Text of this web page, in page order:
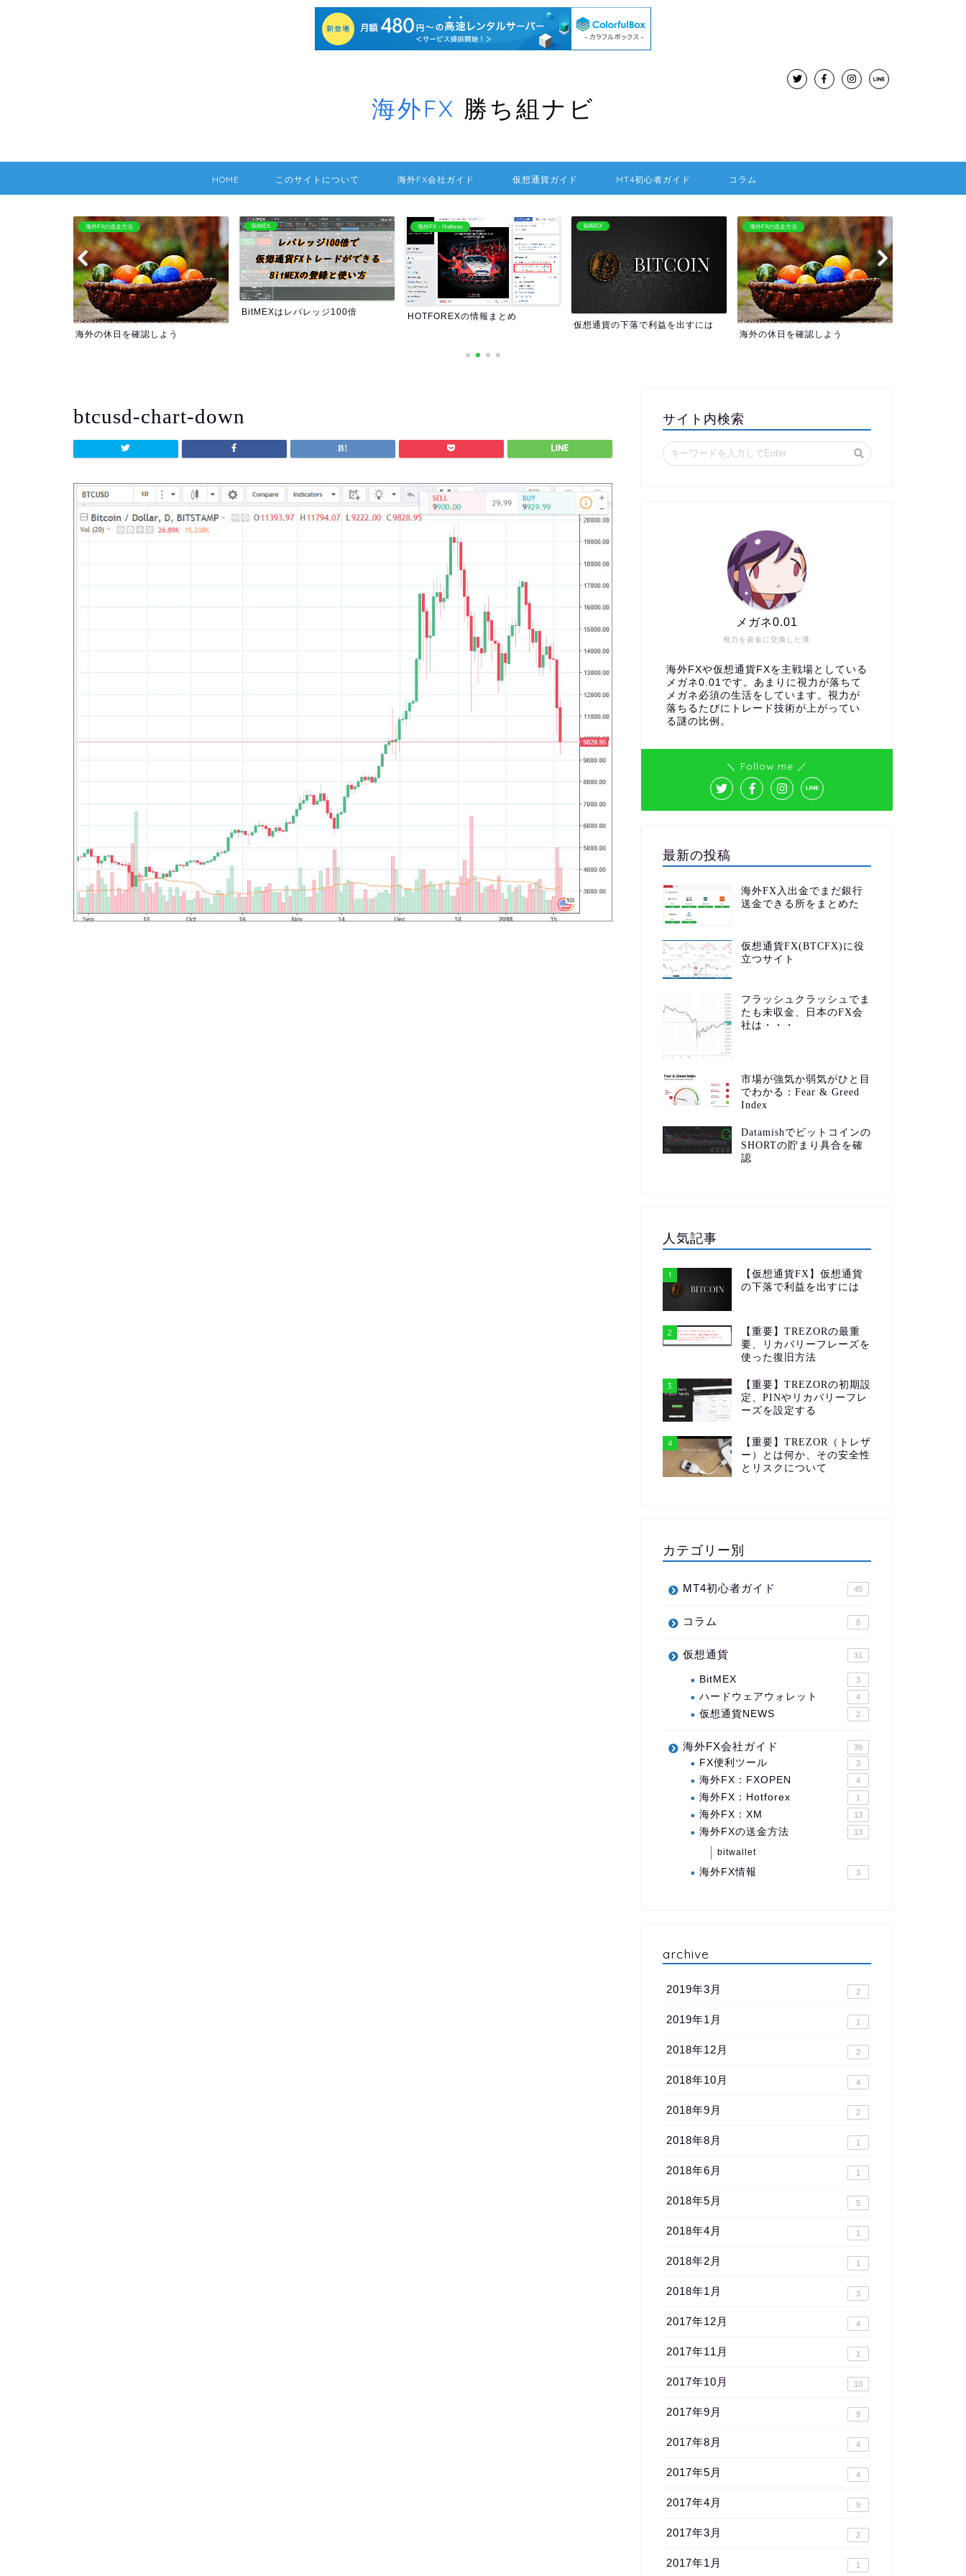
海外FX 勝ち組ナビ
HOME このサイトについて 海外FX会社ガイド 仮想通貨ガイド MT4初心者ガイド コラム
BitMEX
BitMEXはレバレッジ100倍
海外FX：Hotforex
HOTFOREXの情報まとめ
BitMEX 海外FXの送金方法 BitMEX
BitMEXはレバレッジ100倍
btcusd-chart-down サイト内検索
視力を資金に交換した漢
メガネ0.01
海外FXや仮想通貨FXを主戦場としている
メガネ0.01です。あまりに視力が落ちて
メガネ必須の生活をしています。視力が
落ちるたびにトレード技術が上がってい
る謎の比例。
＼ Follow me ／
最新の投稿
海外FX入出金でまだ銀行
送金できる所をまとめた
仮想通貨FX(BTCFX)に役
立つサイト
フラッシュクラッシュでま
たも未収金、日本のFX会
社は・・・
市場が強気か弱気がひと目
でわかる：Fear & Greed
Index
Datamishでビットコインの
SHORTの貯まり具合を確
認
人気記事
1
【仮想通貨FX】仮想通貨
の下落で利益を出すには
2
【重要】TREZORの最重
要、リカバリーフレーズを
使った復旧方法
3
【重要】TREZORの初期設
定、PINやリカバリーフレ
ーズを設定する
4
【重要】TREZOR（トレザ
ー）とは何か、その安全性
とリスクについて
カテゴリー別
MT4初心者ガイド 45
コラム 8
仮想通貨 31
BitMEX 3
ハードウェアウォレット 4
仮想通貨NEWS 2
海外FX会社ガイド 39
FX便利ツール 3
海外FX：FXOPEN 4
海外FX：Hotforex 1
海外FX：XM 13
海外FXの送金方法 13
bitwallet
海外FX情報 3
archive
2019年3月 2
2019年1月 1
2018年12月 2
2018年10月 4
2018年9月 2
2018年8月 1
2018年6月 1
2018年5月 5
2018年4月 1
2018年2月 1
2018年1月 3
2017年12月 4
2017年11月 1
2017年10月 10
2017年9月 9
2017年8月 4
2017年5月 4
2017年4月 9
2017年3月 2
2017年1月 1